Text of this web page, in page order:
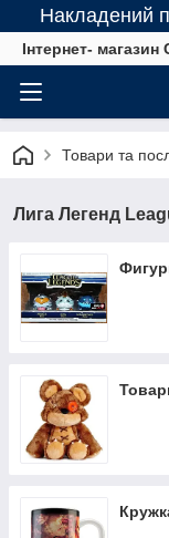
Накладений
Інтернет-
Товари та
Лига Легенд